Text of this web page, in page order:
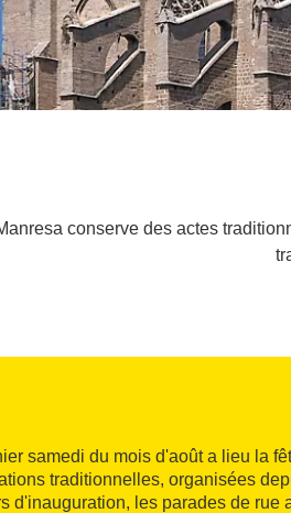
conserve des actes
samedi du mois d'août a lieu la
traditionnelles, organisées
d'inauguration, les parades de rue